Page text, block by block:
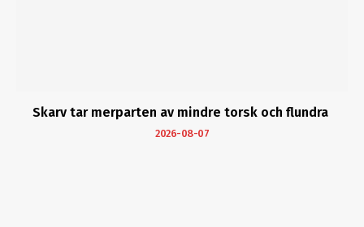
Skarv tar merparten av mindre torsk och flundra
2026-08-07